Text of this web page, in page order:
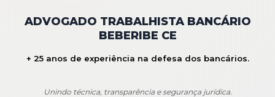
ADVOGADO TRABALHISTA BANCÁRIO
BEBERIBE CE
+ 25 anos de experiência na defesa dos bancários.
Unindo técnica, transparência e segurança jurídica.